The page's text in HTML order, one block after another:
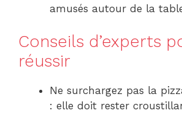
amusés autour de la
Conseils d’experts
réussir
Ne surchargez pas la
: elle doit rester